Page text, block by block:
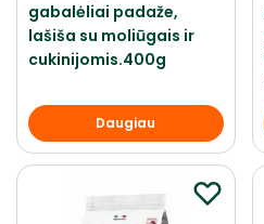
gabalėliai padaže,
lašiša su moliūgais ir
cukinijomis.400g
Daugiau